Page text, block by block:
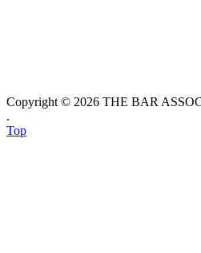
Copyright © 2026 THE BAR
.
Top